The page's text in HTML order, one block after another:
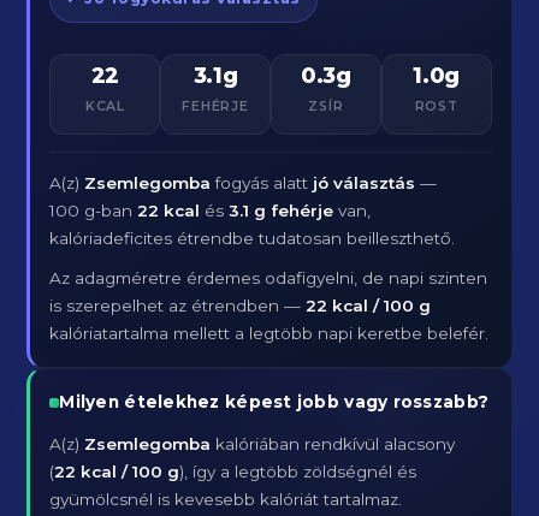
22
KCAL
3.1g
FEHÉRJE
0.3g
ZSÍR
1.0g
ROST
A(z) Zsemlegomba fogyás alatt jó választás —
100 g-ban22 kcal és3.1 g fehérje van,
kalóriadeficites étrendbe tudatosan beilleszthető.
Az adagméretre érdemes odafigyelni, de napi szinten
is szerepelhet az étrendben —22 kcal / 100 g
kalóriatartalma mellett a legtöbb napi keretbe belefér.
Milyen ételekhez képest jobb vagy rosszabb?
A(z) Zsemlegomba kalóriában rendkívül alacsony
(22 kcal / 100 g), így a legtöbb zöldségnél és
gyümölcsnél is kevesebb kalóriát tartalmaz.